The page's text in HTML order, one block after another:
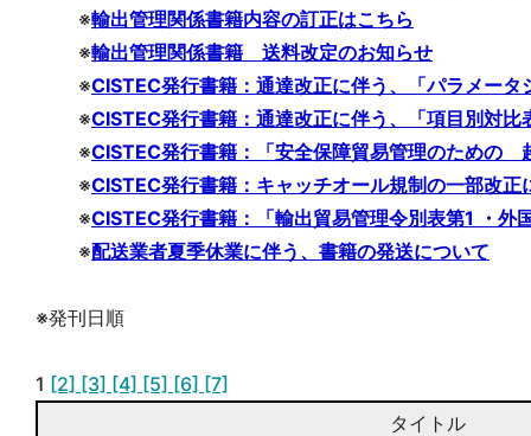
※輸出管理関係書籍内容の訂正はこちら
※輸出管理関係書籍 送料改定のお知らせ
※CISTEC発行書籍：通達改正に伴う、「パラメー
※CISTEC発行書籍：通達改正に伴う、「項目別対
※CISTEC発行書籍：「安全保障貿易管理のため
※CISTEC発行書籍：キャッチオール規制の一部改
※CISTEC発行書籍：「輸出貿易管理令別表第1 ・
※配送業者夏季休業に伴う、書籍の発送について
※発刊日順
1 [2] [3] [4] [5] [6] [7]
タイトル